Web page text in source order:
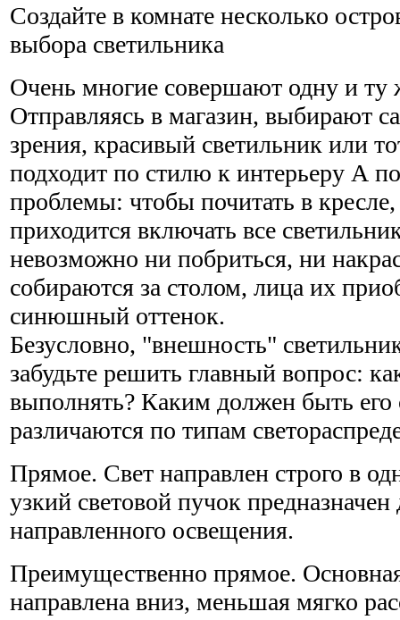
Создайте в комнате несколько
выбора светильника
Очень многие совершают одну и ту
Отправляясь в магазин, выбирают
зрения, красивый светильник или
подходит по стилю к интерьеру А
проблемы: чтобы почитать в кресле,
приходится включать все
невозможно ни побриться, ни
собираются за столом, лица их
синюшный оттенок.
Безусловно, "внешность"
забудьте решить главный вопрос:
выполнять? Каким должен быть его
различаются по типам
Прямое. Свет направлен строго в
узкий световой пучок предназначен
направленного освещения.
Преимущественно прямое. Основная
направлена вниз, меньшая мягко